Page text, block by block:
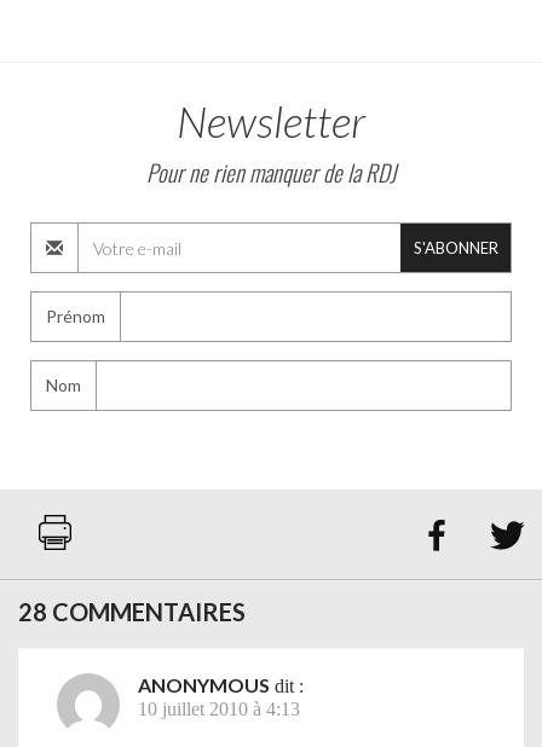
Newsletter
Pour ne rien manquer de la RDJ
S'ABONNER
Prénom
Nom
 
28 COMMENTAIRES
ANONYMOUS dit :
10 juillet 2010 à 4:13